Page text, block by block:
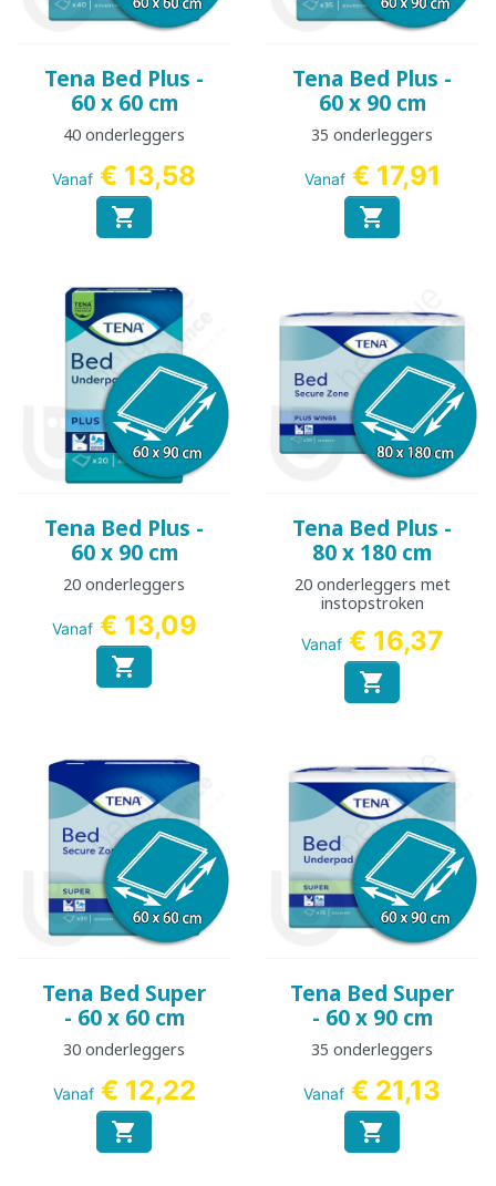
Tena Bed Plus -
60 x 60 cm
40 onderleggers
Vanaf € 13,58

Tena Bed Plus -
60 x 90 cm
35 onderleggers
Vanaf € 17,91

Tena Bed Plus -
60 x 90 cm
20 onderleggers
Vanaf € 13,09

Tena Bed Plus -
80 x 180 cm
20 onderleggers met
instopstroken
Vanaf € 16,37

Tena Bed Super
- 60 x 60 cm
30 onderleggers
Vanaf € 12,22

Tena Bed Super
- 60 x 90 cm
35 onderleggers
Vanaf € 21,13
